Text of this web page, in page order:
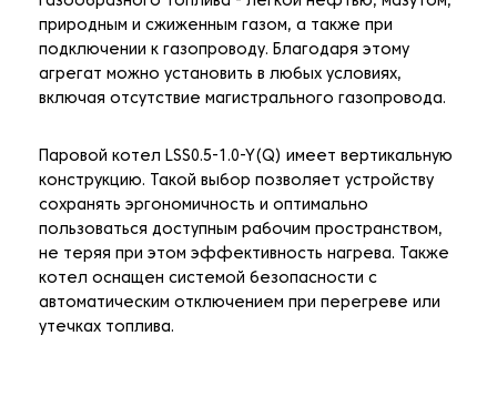
природным и сжиженным газом, а также при
подключении к газопроводу. Благодаря этому
агрегат можно установить в любых условиях,
включая отсутствие магистрального газопровода.
Паровой котел LSS0.5-1.0-Y(Q) имеет вертикальную
конструкцию. Такой выбор позволяет устройству
сохранять эргономичность и оптимально
пользоваться доступным рабочим пространством,
не теряя при этом эффективность нагрева. Также
котел оснащен системой безопасности с
автоматическим отключением при перегреве или
утечках топлива.